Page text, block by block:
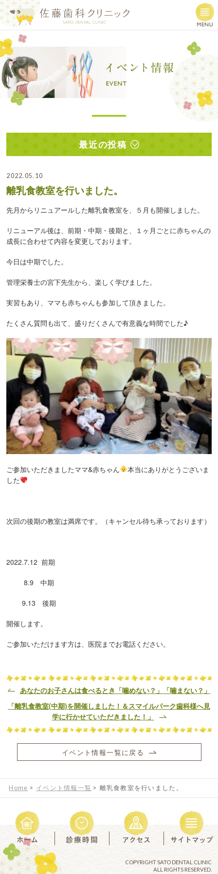
最近の投稿
2022.05.10
離乳食教室を行いました。
先月からリニュアールした離乳食教室を、５月も開催しました。
リニューアル後は、前期・中期・後期と、１ヶ月ごとに赤ちゃんの
成長に合わせて内容を変更しております。
今日は中期でした。
管理栄養士の宮下先生から、楽しく学びました。
実習もあり、ママも赤ちゃんも参加して頂きました。
たくさん質問も出て、盛りだくさんで有意義な時間でした♪
ご参加いただきましたママ&赤ちゃん
本当にありがとうございま
した
次回の後期の教室は満席です。（キャンセル待ち承っております）
2022.7.12 前期
8.9 中期
9.13 後期
開催します。
ご参加いただけます方は、医院までお電話ください。
あなたのお子さんは食べるとき「噛めない？」「噛まない？」
「離乳食教室(中期)を開催しました！＆スマイルパーク歯科様へ見
学に行かせていただきました！」
イベント情報一覧に戻る
Home > イベント情報一覧 > 離乳食教室を行いました。
COPYRIGHT SATO DENTAL CLINIC
ALL RIGHTS RESERVED.